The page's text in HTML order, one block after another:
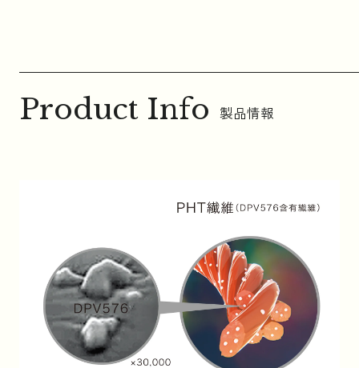
Product Info 製品情報